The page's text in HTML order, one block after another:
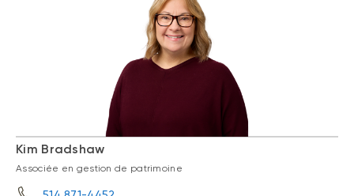
Kim Bradshaw
Associée en gestion de patrimoine